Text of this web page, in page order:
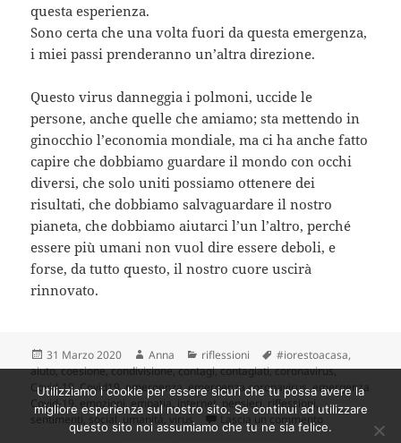
questa esperienza.
Sono certa che una volta fuori da questa emergenza,
i miei passi prenderanno un’altra direzione.
Questo virus danneggia i polmoni, uccide le
persone, anche quelle che amiamo; sta mettendo in
ginocchio l’economia mondiale, ma ci ha anche fatto
capire che dobbiamo guardare il mondo con occhi
diversi, che solo uniti possiamo ottenere dei
risultati, che dobbiamo salvaguardare il nostro
pianeta, che dobbiamo aiutarci l’un l’altro, perché
essere più umani non vuol dire essere deboli, e
forse, da tutto questo, il nostro cuore uscirà
rinnovato.
Scritto
il
31 Marzo 2020 Autore
Anna Categorie
riflessioni Tag
#iorestoacasa,
aiuto,coesione,condivisione,contagi,contagiati,coronavirus,
Covid-19,Covid19,emergenza,emergenza coronavirus,emergenza
Covid-19, emozioni, empatia, internet, pensieri, riflessioni,
sentimenti, social, umanità , virus Lascia un commentosu Emergenza
Utilizziamo i cookie per essere sicuri che tu possa avere la
migliore esperienza sul nostro sito. Se continui ad utilizzare
questo sito noi assumiamo che tu ne sia felice.